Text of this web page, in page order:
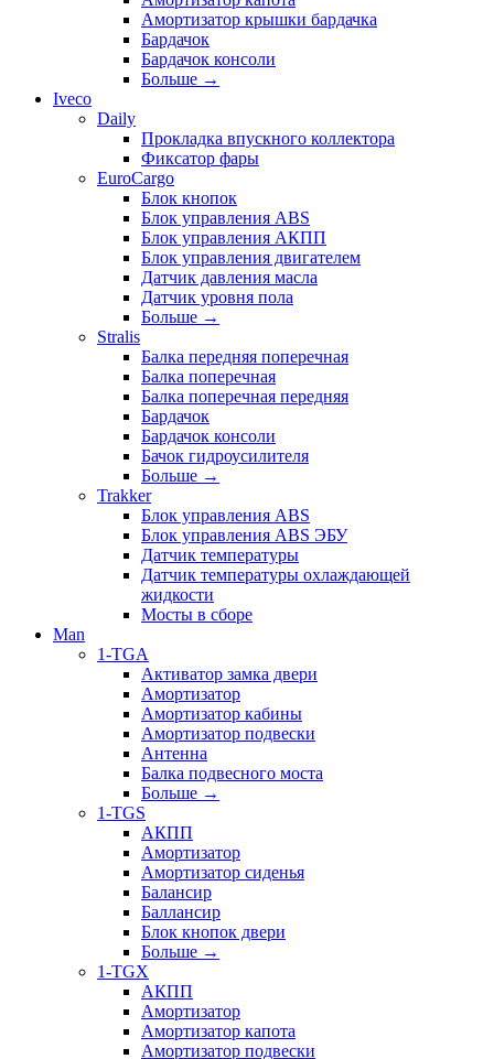
Амортизатор крышки бардачка
Бардачок
Бардачок консоли
Больше →
Iveco
Daily
Прокладка впускного коллектора
Фиксатор фары
EuroCargo
Блок кнопок
Блок управления ABS
Блок управления АКПП
Блок управления двигателем
Датчик давления масла
Датчик уровня пола
Больше →
Stralis
Балка передняя поперечная
Балка поперечная
Балка поперечная передняя
Бардачок
Бардачок консоли
Бачок гидроусилителя
Больше →
Trakker
Блок управления ABS
Блок управления ABS ЭБУ
Датчик температуры
Датчик температуры охлаждающей
жидкости
Мосты в сборе
Man
1-TGA
Активатор замка двери
Амортизатор
Амортизатор кабины
Амортизатор подвески
Антенна
Балка подвесного моста
Больше →
1-TGS
АКПП
Амортизатор
Амортизатор сиденья
Балансир
Баллансир
Блок кнопок двери
Больше →
1-TGX
АКПП
Амортизатор
Амортизатор капота
Амортизатор подвески